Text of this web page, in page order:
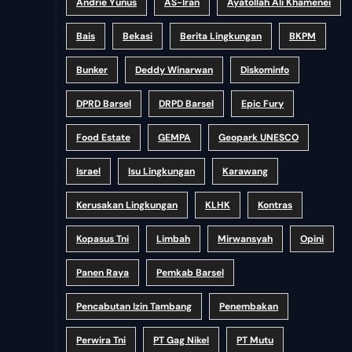
Bais Bekasi Berita Lingkungan BKPM
Bunker Deddy Winarwan Diskominfo
DPRD Barsel DRPD Barsel Epic Fury
Food Estate GEMPA Geopark UNESCO
Israel Isu Lingkungan Karawang
Kerusakan Lingkungan KLHK Kontras
Kopasus Tni Limbah Mirwansyah Opini
Panen Raya Pemkab Barsel
Pencabutan Izin Tambang Penembakan
Perwira Tni PT Gag Nikel PT Mutu